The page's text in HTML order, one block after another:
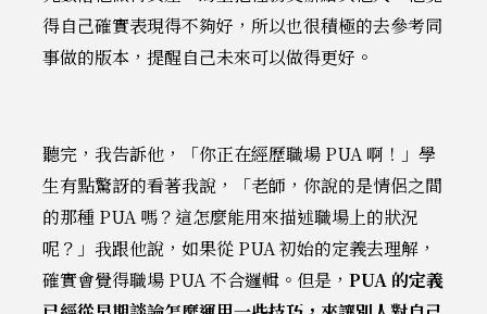
得自己確實表現得不夠好，所以也很積極的去參考同
事做的版本，提醒自己未來可以做得更好。
聽完，我告訴他，「你正在經歷職場 PUA 啊！」學
生有點驚訝的看著我說，「老師，你說的是情侶之間
的那種 PUA 嗎？這怎麼能用來描述職場上的狀況
呢？」我跟他說，如果從 PUA 初始的定義去理解，
確實會覺得職場 PUA 不合邏輯。但是， PUA 的定義